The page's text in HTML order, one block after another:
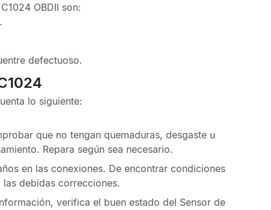
OBDII son:
defectuoso.
lo siguiente:
que no tengan quemaduras, desgaste u
Repara según sea necesario.
en las conexiones. De encontrar condiciones
debidas correcciones.
verifica el buen estado del Sensor de